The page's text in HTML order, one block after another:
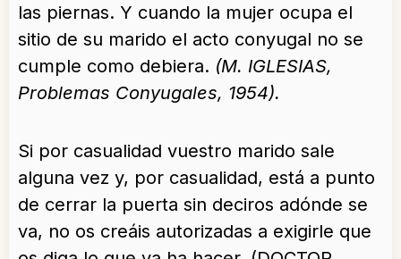
las piernas. Y cuando la mujer ocupa el
sitio de su marido el acto conyugal no se
cumple como debiera. (M. IGLESIAS,
Problemas Conyugales, 1954).
Si por casualidad vuestro marido sale
alguna vez y, por casualidad, está a punto
de cerrar la puerta sin deciros adónde se
va, no os creáis autorizadas a exigirle que